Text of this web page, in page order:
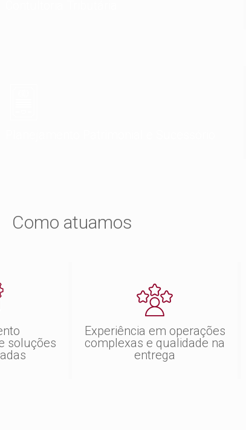
Como atuamos
soluções
Experiência em operações
complexas e qualidade na
entrega